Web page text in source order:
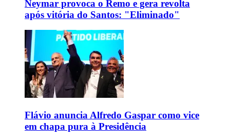
Neymar provoca o Remo e gera revolta
após vitória do Santos: "Eliminado"
Flávio anuncia Alfredo Gaspar como vice
em chapa pura à Presidência